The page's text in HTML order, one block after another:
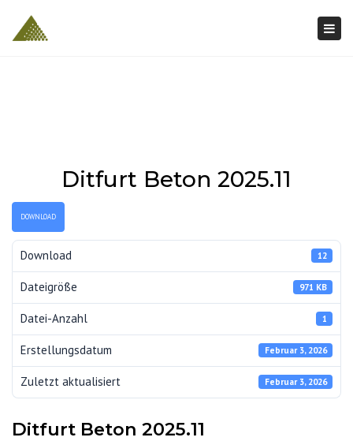
Ditfurt Beton 2025.11
DOWNLOAD
Download 12
Dateigröße 971 KB
Datei-Anzahl 1
Erstellungsdatum Februar 3, 2026
Zuletzt aktualisiert Februar 3, 2026
Ditfurt Beton 2025.11